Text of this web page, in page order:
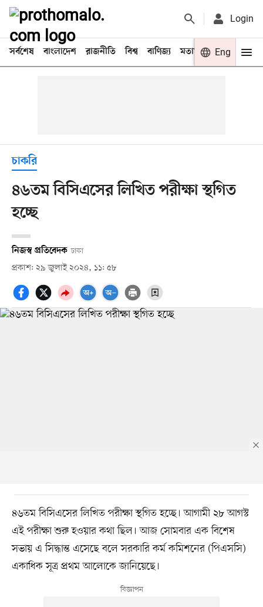
Login
সর্বশেষ বাংলাদেশ রাজনীতি বিশ্ব বাণিজ্য মতামত খেলা
Eng
চাকরি
৪৬তম বিসিএসের লিখিত পরীক্ষা স্থগিত
হচ্ছে
নিজস্ব প্রতিবেদক ঢাকা
প্রকাশ: ২৯ জুলাই ২০২৪, ১১: ৫৮
৪৬তম বিসিএসের লিখিত পরীক্ষা স্থগিত হচ্ছে। আগামী ২৮ আগস্ট
এই পরীক্ষা শুরু হওয়ার কথা ছিল। আজ সোমবার এক বিশেষ
সভায় এ সিদ্ধান্ত এসেছে বলে সরকারি কর্ম কমিশনের (পিএসসি)
একাধিক সূত্র প্রথম আলোকে জানিয়েছে।